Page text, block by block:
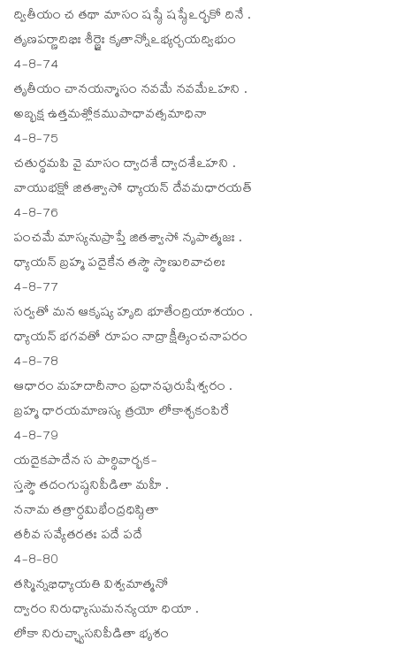
ద్వితీయం చ తథా మాసం షష్ఠే షష్ఠేఽర్భకో దినే .
తృణపర్ణాదిభిః శీర్ణైః కృతాన్నోఽభ్యర్చయద్విభుం
4-8-74
తృతీయం చానయన్మాసం నవమే నవమేఽహని .
అబ్భక్ష ఉత్తమశ్లోకముపాధావత్సమాధినా
4-8-75
చతుర్థమపి వై మాసం ద్వాదశే ద్వాదశేఽహని .
వాయుభక్షో జితశ్వాసో ధ్యాయన్ దేవమధారయత్
4-8-76
పంచమే మాస్యనుప్రాప్తే జితశ్వాసో నృపాత్మజః .
ధ్యాయన్ బ్రహ్మ పదైకేన తస్థౌ స్థాణురివాచలః
4-8-77
సర్వతో మన ఆకృష్య హృది భూతేంద్రియాశయం .
ధ్యాయన్ భగవతో రూపం నాద్రాక్షీత్కించనాపరం
4-8-78
ఆధారం మహదాదీనాం ప్రధానపురుషేశ్వరం .
బ్రహ్మ ధారయమాణస్య త్రయో లోకాశ్చకంపిరే
4-8-79
యదైకపాదేన స పార్థివార్భక-
స్తస్థౌ తదంగుష్ఠనిపీడితా మహీ .
ననామ తత్రార్ధమిభేంద్రధిష్ఠితా
తరీవ సవ్యేతరతః పదే పదే
4-8-80
తస్మిన్నభిధ్యాయతి విశ్వమాత్మనో
ద్వారం నిరుధ్యాసుమనన్యయా ధియా .
లోకా నిరుచ్ఛ్వాసనిపీడితా భృశం